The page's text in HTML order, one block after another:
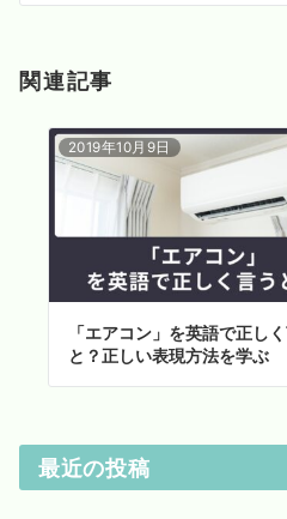
関連記事
2019年10月9日
「エアコン」を英語で正し
と？正しい表現方法を学ぶ
最近の投稿